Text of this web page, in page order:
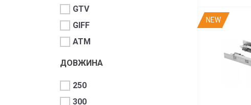
GTV
GIFF
ATM
ДОВЖИНА
250
300
NEW